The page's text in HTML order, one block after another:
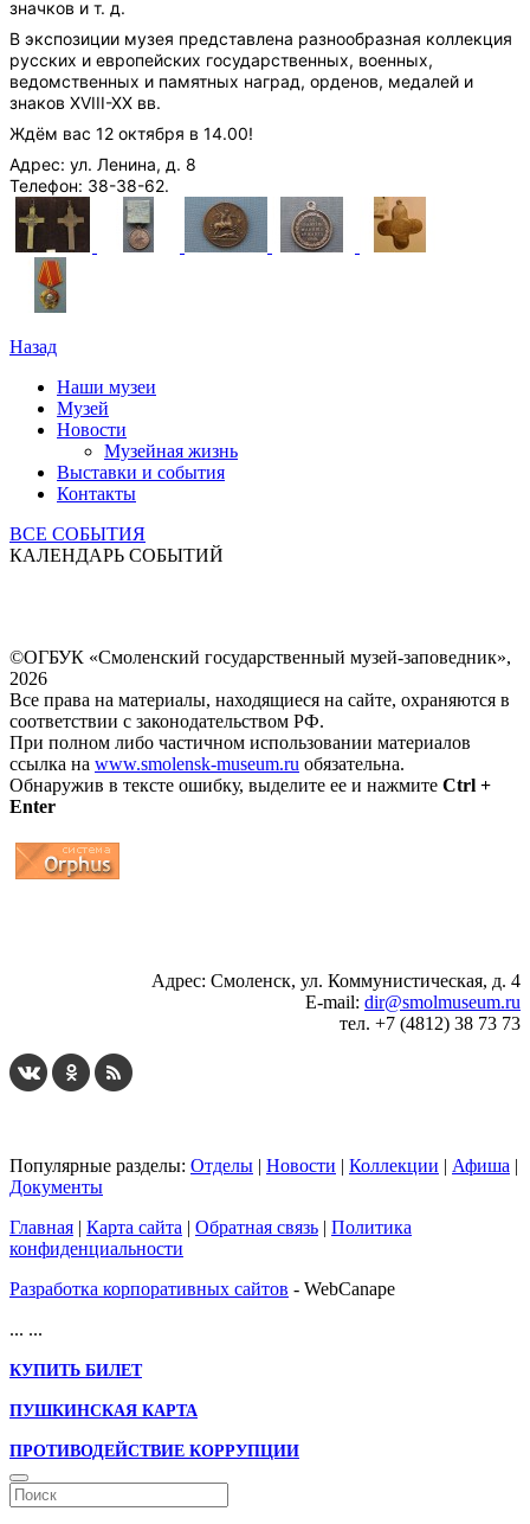
значков и т. д.
В экспозиции музея представлена разнообразная коллекция
русских и европейских государственных, военных,
ведомственных и памятных наград, орденов, медалей и
знаков XVIII-XX вв.
Ждём вас 12 октября в 14.00!
Адрес: ул. Ленина, д. 8
Телефон: 38-38-62.
Назад
Наши музеи
Музей
Новости
Музейная жизнь
Выставки и события
Контакты
ВСЕ СОБЫТИЯ
КАЛЕНДАРЬ СОБЫТИЙ
©ОГБУК «Смоленский государственный музей-заповедник»,
2026
Все права на материалы, находящиеся на сайте, охраняются в
соответствии с законодательством РФ.
При полном либо частичном использовании материалов
ссылка на www.smolensk-museum.ru обязательна.
Обнаружив в тексте ошибку, выделите ее и нажмите Ctrl +
Enter
Адрес: Смоленск, ул. Коммунистическая, д. 4
E-mail: dir@smolmuseum.ru
тел. +7 (4812) 38 73 73
Популярные разделы: Отделы | Новости | Коллекции | Афиша |
Документы
Главная | Карта сайта | Обратная связь | Политика
конфиденциальности
Разработка корпоративных сайтов - WebCanape
... ...
КУПИТЬ БИЛЕТ
ПУШКИНСКАЯ КАРТА
ПРОТИВОДЕЙСТВИЕ КОРРУПЦИИ